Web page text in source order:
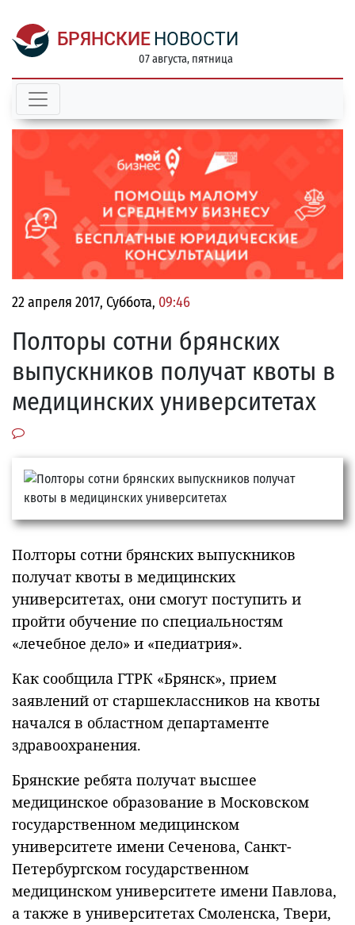
БРЯНСКИЕ НОВОСТИ
07 августа, пятница
22 апреля 2017, Суббота, 09:46
Полторы сотни брянских
выпускников получат квоты в
медицинских университетах
Полторы сотни брянских выпускников
получат квоты в медицинских
университетах, они смогут поступить и
пройти обучение по специальностям
«лечебное дело» и «педиатрия».
Как сообщила ГТРК «Брянск», прием
заявлений от старшеклассников на квоты
начался в областном департаменте
здравоохранения.
Брянские ребята получат высшее
медицинское образование в Московском
государственном медицинском
университете имени Сеченова, Санкт-
Петербургском государственном
медицинском университете имени Павлова,
а также в университетах Смоленска, Твери,